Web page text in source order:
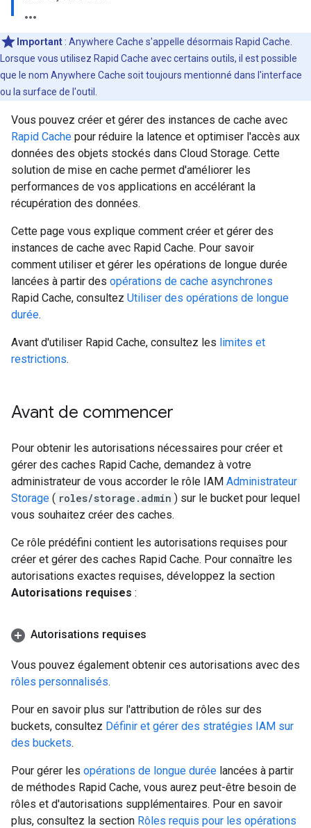
Important : Anywhere Cache s'appelle désormais Rapid Cache.
Lorsque vous utilisez Rapid Cache avec certains outils, il est possible
que le nom Anywhere Cache soit toujours mentionné dans l'interface
ou la surface de l'outil.
Vous pouvez créer et gérer des instances de cache avec
Rapid Cache pour réduire la latence et optimiser l'accès aux
données des objets stockés dans Cloud Storage. Cette
solution de mise en cache permet d'améliorer les
performances de vos applications en accélérant la
récupération des données.
Cette page vous explique comment créer et gérer des
instances de cache avec Rapid Cache. Pour savoir
comment utiliser et gérer les opérations de longue durée
lancées à partir des opérations de cache asynchrones
Rapid Cache, consultez Utiliser des opérations de longue
durée.
Avant d'utiliser Rapid Cache, consultez les limites et
restrictions.
Avant de commencer
Pour obtenir les autorisations nécessaires pour créer et
gérer des caches Rapid Cache, demandez à votre
administrateur de vous accorder le rôle IAM Administrateur
Storage ( roles/storage.admin ) sur le bucket pour lequel
vous souhaitez créer des caches.
Ce rôle prédéfini contient les autorisations requises pour
créer et gérer des caches Rapid Cache. Pour connaître les
autorisations exactes requises, développez la section
Autorisations requises :
Autorisations requises
Vous pouvez également obtenir ces autorisations avec des
rôles personnalisés.
Pour en savoir plus sur l'attribution de rôles sur des
buckets, consultez Définir et gérer des stratégies IAM sur
des buckets.
Pour gérer les opérations de longue durée lancées à partir
de méthodes Rapid Cache, vous aurez peut-être besoin de
rôles et d'autorisations supplémentaires. Pour en savoir
plus, consultez la section Rôles requis pour les opérations